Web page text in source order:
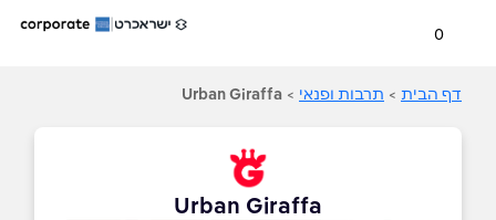
0
דף הבית > תרבות ופנאי >
Urban Giraffa
Urban Giraffa